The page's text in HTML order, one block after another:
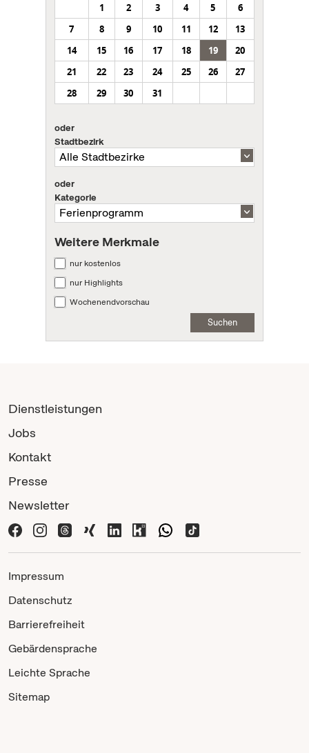
1
2 3 4 5
6
7
8 9 10 11 12
13
14
15 16 17 18 19
20
21
22 23 24 25 26
27
28
29 30 31
oder
Stadtbezirk
oder
Kategorie
Weitere Merkmale
nur kostenlos
nur Highlights
Wochenendvorschau
Suchen
Dienstleistungen
Jobs
Kontakt
Presse
Newsletter
Impressum
Datenschutz
Barrierefreiheit
Gebärdensprache
Leichte Sprache
Sitemap